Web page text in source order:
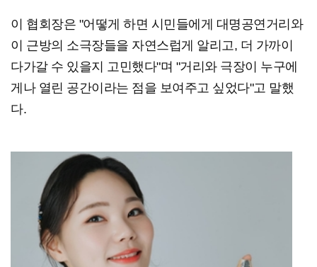
이 협회장은 "어떻게 하면 시민들에게 대명공연거리와
이 근방의 소극장들을 자연스럽게 알리고, 더 가까이
다가갈 수 있을지 고민했다"며 "거리와 극장이 누구에
게나 열린 공간이라는 점을 보여주고 싶었다"고 말했
다.